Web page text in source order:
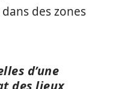
des zones
d’une
des lieux